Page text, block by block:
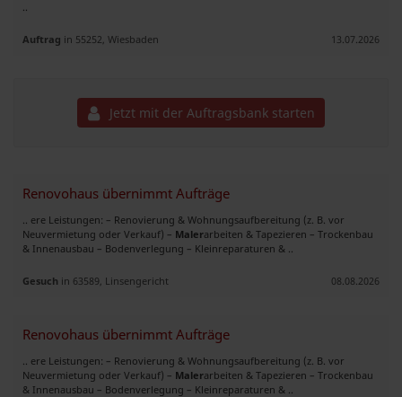
Auftrag in 55252, Wiesbaden 13.07.2026
Jetzt mit der Auftragsbank starten
Renovohaus übernimmt Aufträge
.. ere Leistungen: – Renovierung & Wohnungsaufbereitung (z. B. vor
Neuvermietung oder Verkauf) – Malerarbeiten & Tapezieren – Trockenbau
& Innenausbau – Bodenverlegung – Kleinreparaturen & ..
Gesuch in 63589, Linsengericht 08.08.2026
Renovohaus übernimmt Aufträge
.. ere Leistungen: – Renovierung & Wohnungsaufbereitung (z. B. vor
Neuvermietung oder Verkauf) – Malerarbeiten & Tapezieren – Trockenbau
& Innenausbau – Bodenverlegung – Kleinreparaturen & ..